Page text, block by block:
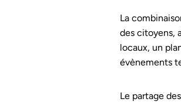
La
des citoyens,
locaux, un
évènements
Le partage